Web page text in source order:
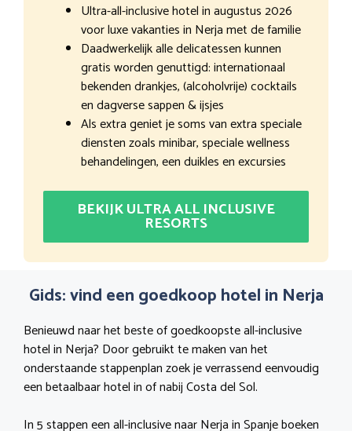
Ultra-all-inclusive hotel in augustus 2026
voor luxe vakanties in Nerja met de familie
Daadwerkelijk alle delicatessen kunnen
gratis worden genuttigd: internationaal
bekenden drankjes, (alcoholvrije) cocktails
en dagverse sappen & ijsjes
Als extra geniet je soms van extra speciale
diensten zoals minibar, speciale wellness
behandelingen, een duikles en excursies
BEKIJK ULTRA ALL INCLUSIVE
RESORTS
Gids: vind een goedkoop hotel in Nerja
Benieuwd naar het beste of goedkoopste all-inclusive
hotel in Nerja? Door gebruikt te maken van het
onderstaande stappenplan zoek je verrassend eenvoudig
een betaalbaar hotel in of nabij Costa del Sol.
In 5 stappen een all-inclusive naar Nerja in Spanje boeken